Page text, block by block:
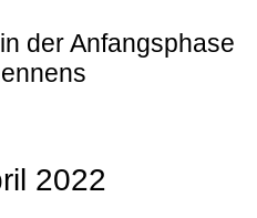
der Anfangsphase
2022